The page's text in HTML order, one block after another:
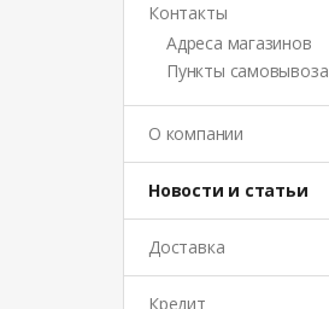
Контакты
Адреса магазинов
Пункты самовывоза
О компании
Новости и статьи
Доставка
Кредит